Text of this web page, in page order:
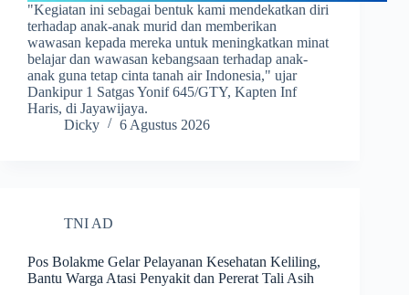
​"Kegiatan ini sebagai bentuk kami mendekatkan diri
terhadap anak-anak murid dan memberikan
wawasan kepada mereka untuk meningkatkan minat
belajar dan wawasan kebangsaan terhadap anak-
anak guna tetap cinta tanah air Indonesia," ujar
Dankipur 1 Satgas Yonif 645/GTY, Kapten Inf
Haris, di Jayawijaya.
Dicky
6 Agustus 2026
TNI AD
Pos Bolakme Gelar Pelayanan Kesehatan Keliling,
Bantu Warga Atasi Penyakit dan Pererat Tali Asih